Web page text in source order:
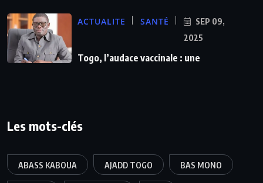
ACTUALITE SANTÉ
SEP 09,
2025
Togo, l’audace vaccinale : une
Les mots-clés
ABASS KABOUA AJADD TOGO BAS MONO